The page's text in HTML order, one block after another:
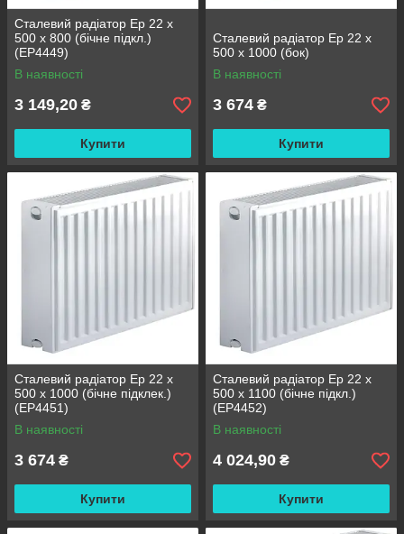
Сталевий радіатор Ep 22 x
500 x 800 (бічне підкл.)
(EP4449)
В наявності
3 149,20 ₴
Купити
Сталевий радіатор Ep 22 x
500 x 1000 (бок)
В наявності
3 674 ₴
Купити
Сталевий радіатор Ep 22 x
500 x 1000 (бічне підклек.)
(EP4451)
В наявності
3 674 ₴
Купити
Сталевий радіатор Ep 22 x
500 x 1100 (бічне підкл.)
(EP4452)
В наявності
4 024,90 ₴
Купити